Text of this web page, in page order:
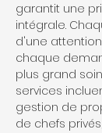
garantit une
intégrale.
d'une
chaque
plus grand
services
gestion de
de chefs